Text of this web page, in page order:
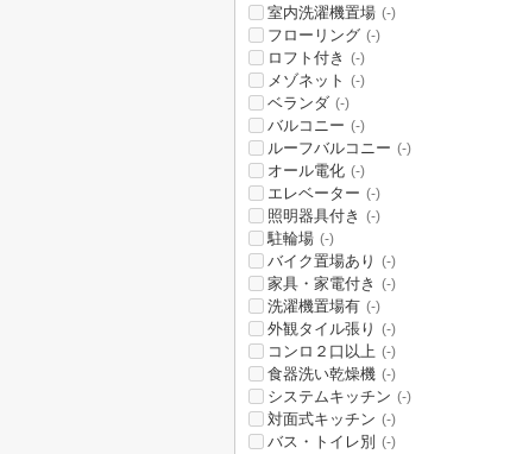
室内洗濯機置場 (-)
フローリング (-)
ロフト付き (-)
メゾネット (-)
ベランダ (-)
バルコニー (-)
ルーフバルコニー (-)
オール電化 (-)
エレベーター (-)
照明器具付き (-)
駐輪場 (-)
バイク置場あり (-)
家具・家電付き (-)
洗濯機置場有 (-)
外観タイル張り (-)
コンロ２口以上 (-)
食器洗い乾燥機 (-)
システムキッチン (-)
対面式キッチン (-)
バス・トイレ別 (-)